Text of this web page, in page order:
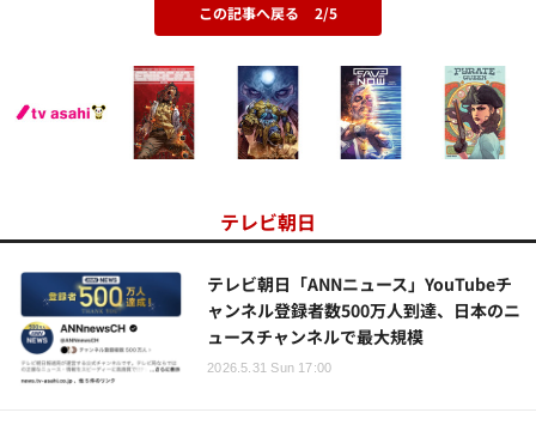
この記事へ戻る 2/5
テレビ朝日
テレビ朝日「ANNニュース」YouTubeチ
ャンネル登録者数500万人到達、日本のニ
ュースチャンネルで最大規模
2026.5.31 Sun 17:00